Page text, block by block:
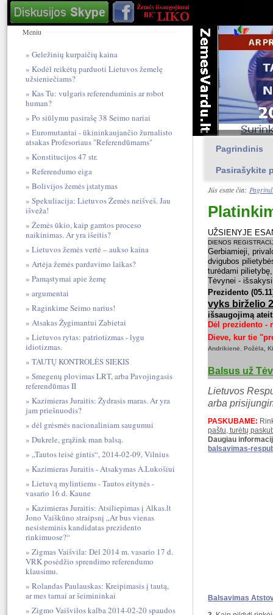
Pagrindinis
Pasirašykite
Jūs esate čia:
UŽSIENYJE
DIENOS
Gerbiamieji,
dvigubos
turėdami
Tėvynei -
Prezidento
vyks birželio
išsaugojimą
Dėl prezidento -
Dieve, kur tie
Andrikienė ,Požėla,
Balsus už
Lietuvos
arba prisijung
PASKUBAME:
paštu, turėtų
Daugiau
balsavimas-
Balsavimas
Meniu
Geležinių kurpaičių kaina
Kodėl reikėtų parduoti Lietuvos žemelę
užsieniečiams?
Kas Tu: vulgari​s referendum​inis ar robot
human?
Po siūlymu pasirašę 38 Seimo nariai
Euromutantai - ūkininkaujančio žurnalisto
atsakas Profesoriaus "Referendūmams"
Konstitucijos 47 str.
Referendumo eiga
Bolivijos žemės įstatymas
Spekuliacija: Lietuvos Žemės neišveš. Jau
išveža!
Žemės ūkio, kaip gamtos proceso
naikinimas. Ar yra išeitis?
Lietuvos žemės vertė – aukso kaina
Artėja žemės pardavimo laikas?
Pamąstymai apie žemę
argumentai
Raginkime Seimo narius!
Atsakas Žygimantui Zabietai
Lietuvos rytas: patriotizmas - lygu
idiotizmas.
TAUTŲ KONTROLĖS SIEKIS
Smegenų plovimas LRT, arba Pavojingasis
referendūmas II
Kazimieras Juraitis: Žydrasis maras. Ar yra
jam priešnuodis?
dėl grėsmės nacionaliniam saugumui
Dukrele, grąžink man balsą.
„Tautos teisė gintis“, 2014-02-09, Vilnius
Kazimieras Juraitis - Atsakymas A.Lukošiui
Lietuvą mylintiems - Tautos eitynės -
vasario 16 d. Kaune
Kazimieras Juraitis: Atsiliepimas į Alkas.lt
Jono Vaiškūno straipsnį „Ar bus vienas
nesisteminis kandidatas prezidento
rinkimuose?“
Zigmas Vaišvila: Dėl 2014 m. vasario 17 d.
VRK posėdžio sprendimo referendumo
klausimu.
Rolandas Paulauskas: Kreipimasis į tautą,
ar mes tarnai ar šeimininkai
Zigmo Vaišvilos kalba 2014-02-20 spaudos